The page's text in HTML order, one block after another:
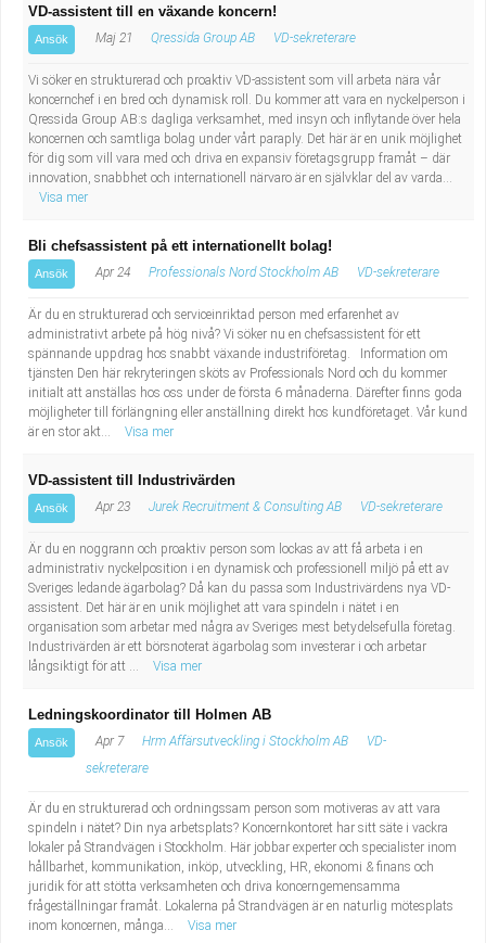
VD-assistent till en växande koncern!
Ansök Maj 21 Qressida Group AB VD-sekreterare
Vi söker en strukturerad och proaktiv VD-assistent som vill arbeta nära vår
koncernchef i en bred och dynamisk roll. Du kommer att vara en nyckelperson i
Qressida Group AB:s dagliga verksamhet, med insyn och inflytande över hela
koncernen och samtliga bolag under vårt paraply. Det här är en unik möjlighet
för dig som vill vara med och driva en expansiv företagsgrupp framåt – där
innovation, snabbhet och internationell närvaro är en självklar del av varda...
Visa mer
Bli chefsassistent på ett internationellt bolag!
Ansök Apr 24 Professionals Nord Stockholm AB VD-sekreterare
Är du en strukturerad och serviceinriktad person med erfarenhet av
administrativt arbete på hög nivå? Vi söker nu en chefsassistent för ett
spännande uppdrag hos snabbt växande industriföretag. Information om
tjänsten Den här rekryteringen sköts av Professionals Nord och du kommer
initialt att anställas hos oss under de första 6 månaderna. Därefter finns goda
möjligheter till förlängning eller anställning direkt hos kundföretaget. Vår kund
är en stor akt...
Visa mer
VD-assistent till Industrivärden
Ansök Apr 23 Jurek Recruitment & Consulting AB VD-sekreterare
Är du en noggrann och proaktiv person som lockas av att få arbeta i en
administrativ nyckelposition i en dynamisk och professionell miljö på ett av
Sveriges ledande ägarbolag? Då kan du passa som Industrivärdens nya VD-
assistent. Det här är en unik möjlighet att vara spindeln i nätet i en
organisation som arbetar med några av Sveriges mest betydelsefulla företag.
Industrivärden är ett börsnoterat ägarbolag som investerar i och arbetar
långsiktigt för att ...
Visa mer
Ledningskoordinator till Holmen AB
Ansök Apr 7 Hrm Affärsutveckling i Stockholm AB
VD-
sekreterare
Är du en strukturerad och ordningssam person som motiveras av att vara
spindeln i nätet? Din nya arbetsplats? Koncernkontoret har sitt säte i vackra
lokaler på Strandvägen i Stockholm. Här jobbar experter och specialister inom
hållbarhet, kommunikation, inköp, utveckling, HR, ekonomi & finans och
juridik för att stötta verksamheten och driva koncerngemensamma
frågeställningar framåt. Lokalerna på Strandvägen är en naturlig mötesplats
inom koncernen, många...
Visa mer